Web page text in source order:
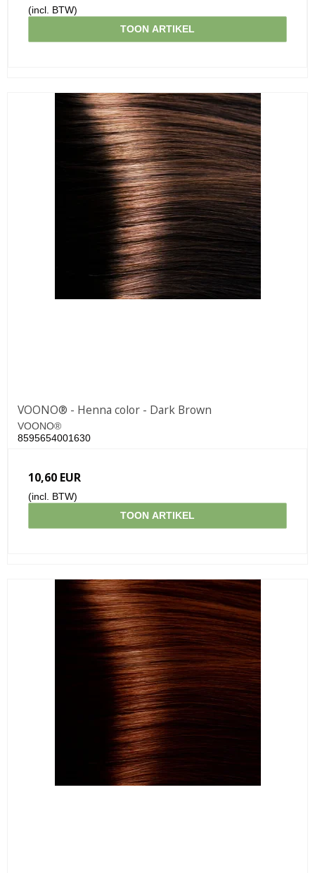
(incl. BTW)
TOON ARTIKEL
VOONO® - Henna color - Dark Brown
VOONO®
8595654001630
10,60 EUR
(incl. BTW)
TOON ARTIKEL